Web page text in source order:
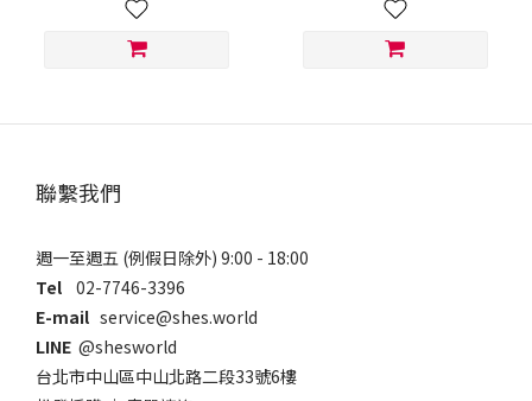
聯繫我們
週一至週五 (例假日除外) 9:00 - 18:00
Tel 02-7746-3396
E-mail service@shes.world
LINE @shesworld
台北市中山區中山北路二段33號6樓